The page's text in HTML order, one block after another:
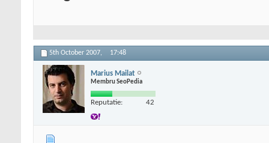
5th October 2007, 17:48
Marius Mailat
Membru SeoPedia
Reputatie: 42